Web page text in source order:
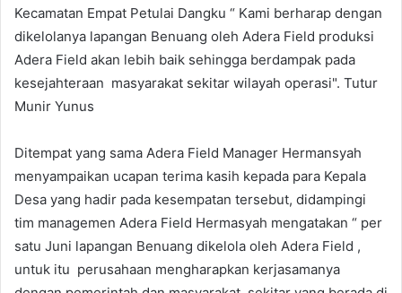
Kecamatan Empat Petulai Dangku “ Kami berharap dengan
dikelolanya lapangan Benuang oleh Adera Field produksi
Adera Field akan lebih baik sehingga berdampak pada
kesejahteraan masyarakat sekitar wilayah operasi". Tutur
Munir Yunus
Ditempat yang sama Adera Field Manager Hermansyah
menyampaikan ucapan terima kasih kepada para Kepala
Desa yang hadir pada kesempatan tersebut, didampingi
tim managemen Adera Field Hermasyah mengatakan “ per
satu Juni lapangan Benuang dikelola oleh Adera Field ,
untuk itu perusahaan mengharapkan kerjasamanya